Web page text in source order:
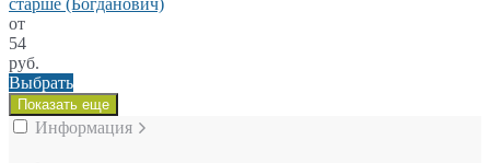
старше (Богданович)
от
54
руб.
Выбрать
Показать еще
Информация